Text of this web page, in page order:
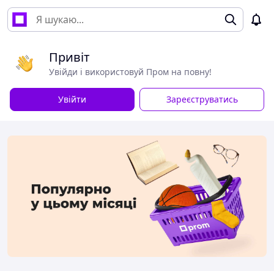
Привіт
Увійди і використовуй Пром на повну!
Увійти Зареєструватись